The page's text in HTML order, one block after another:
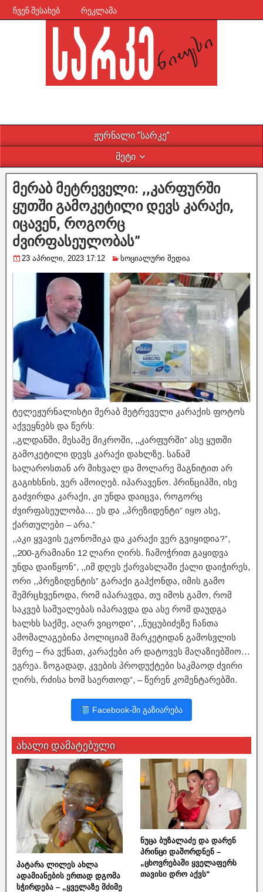
ჩვენ შესახებ რეკლამა
ჟურნალი ”სარკე”
მეტი
მერაბ მეტრეველი: ,,კარფურში
ყუთში გამოკეტილი დევს კარაქი,
იცავენ, როგორც
ძვირფასეულობას”
23 აპრილი, 2023 17:12 სოციალური მედია
ტელეჟურნალისტი მერაბ მეტრეველი კარაქის ფოტოს
აქვეყნებს და წერს:
,,გლდანში, მესამე მიკროში, ,,კარფურში” ასე ყუთში
გამოკეტილი დევს კარაქი დახლზე. სანამ
სალაროსთან არ მიხვალ და მოლარე მაგნიტით არ
გაგიხსნის, ვერ ამოიღებ. იპარავენო. პრინციპში, ისე
გაძვირდა კარაქი, კი უნდა დაიცვა, როგორც
ძვირფასეულობა… ეს და ,,პრეზიდენტი” იყო ასე,
ქართულები – არა.”
,,აკი ყვავის ეკონომიკა და კარაქი ვერ გვიყიდია?”,
,,200-გრამიანი 12 ლარი ღირს. ჩამოჭრით გაყიდვა
უნდა დაიწყონ”, ,,იმ დღეს ქარვასლაში ქალი დაიჭირეს,
ორი ,,პრეზიდენტის” გარაქი გაჰქონდა, იმის გამო
შემრცხვენოდა, რომ იპარავდა, თუ იმოს გამო, რომ
საკვებ საშუალებას იპარავდა და ასე რომ დაუდგა
ხალხს საქმე, აღარ ვიცოდი”, ,,ნუცუბიძეზე ჩანთა
ამომალაგებინა პოლიციამ მარკეტიდან გამოსვლის
მერე – რა ვქნათ, კარაქები არ დატოვეს მაღაზიებშიო…
ეგრეა. ზოგადად, კვების პროდუქტები საკმაოდ ძვირი
ღირს, რძისა ხომ საერთოდ”, – წერენ კომენტარებში.
Facebook-ში გაზიარება
ახალი დამატებული
პატარა ლილეს ახლა
ადამიანების ერთად დგომა
სჭირდება – „ყველაზე მძიმე
ნუცა ბუზალაძე და დარენ
პრინცი დაშორდნენ –
„ცხოვრებაში ყველაფერს
თავისი დრო აქვს“